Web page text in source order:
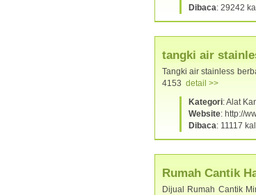
Dibaca: 29242
tangki air
Tangki air stainless
4153 detail >>
Kategori: Alat
Website: http://
Dibaca: 11117
Rumah Cantik
Dijual Rumah Cantik